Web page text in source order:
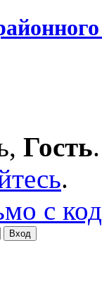
Гость
.
с